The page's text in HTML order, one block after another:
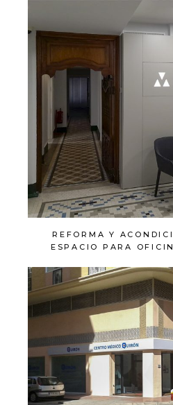
REFORMA Y
ESPACIO PARA